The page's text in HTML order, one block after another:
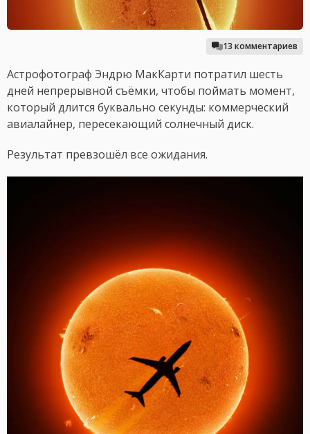
13 комментариев
Астрофотограф Эндрю МакКарти потратил шесть
дней непрерывной съёмки, чтобы поймать момент,
который длится буквально секунды: коммерческий
авиалайнер, пересекающий солнечный диск.
Результат превзошёл все ожидания.